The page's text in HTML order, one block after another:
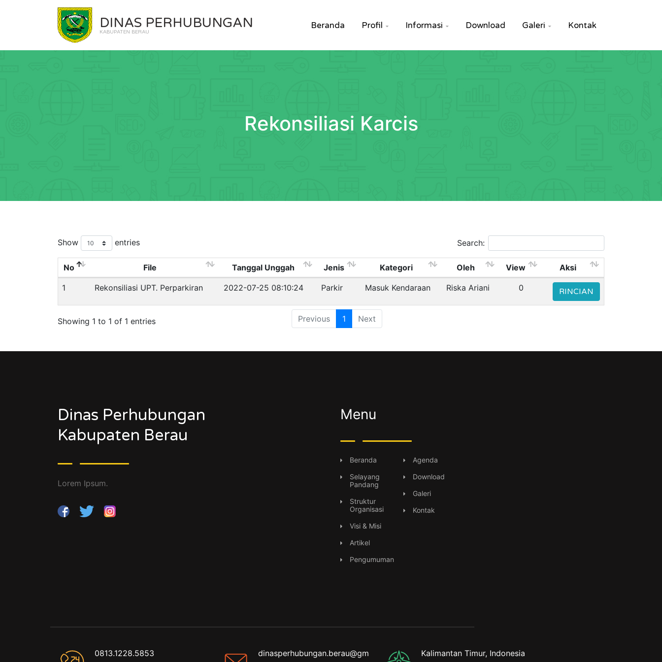
DINAS PERHUBUNGAN
KABUPATEN BERAU
Beranda Profil  Informasi  Download Galeri  Kontak
Rekonsiliasi Karcis
Show entries Search:
No File Tanggal Unggah Jenis Kategori Oleh View Aksi
1 Rekonsiliasi UPT. Perparkiran 2022-07-25 08:10:24 Parkir Masuk Kendaraan Riska Ariani 0 RINCIAN
Showing 1 to 1 of 1 entries Previous 1 Next
Dinas Perhubungan
Kabupaten Berau
Lorem Ipsum.
Menu
Beranda
Selayang
Pandang
Struktur
Organisasi
Visi & Misi
Artikel
Pengumuman
Agenda
Download
Galeri
Kontak
0813.1228.5853
dinasperhubungan.berau@gmail.com
Kalimantan Timur, Indonesia